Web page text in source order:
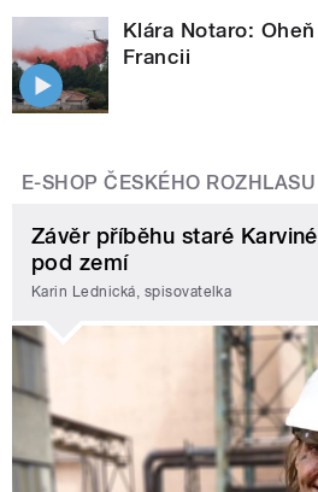
Klára Notaro:
Francii
E-SHOP ČESKÉHO ROZHLASU
Závěr příběhu staré
pod zemí
Karin Lednická, spisovatelka